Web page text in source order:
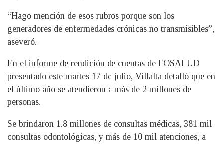
“Hago mención de esos rubros porque son los
generadores de enfermedades crónicas no transmisibles”,
aseveró.
En el informe de rendición de cuentas de FOSALUD
presentado este martes 17 de julio, Villalta detalló que en
el último año se atendieron a más de 2 millones de
personas.
Se brindaron 1.8 millones de consultas médicas, 381 mil
consultas odontológicas, y más de 10 mil atenciones, a